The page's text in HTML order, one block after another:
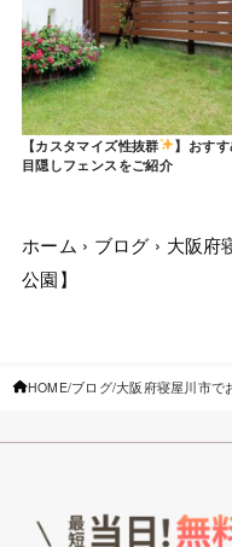
【カスタマイズ性抜群
】おす
目隠しフェンスをご紹介
ホーム › ブログ › 大阪府
公園】
HOME ブログ 大阪府寝屋川市で